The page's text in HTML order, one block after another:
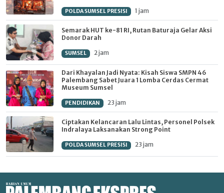
POLDA SUMSEL PRESISI 1 jam
Semarak HUT ke-81 RI, Rutan Baturaja Gelar Aksi
Donor Darah
SUMSEL 2 jam
Dari Khayalan Jadi Nyata: Kisah Siswa SMPN 46
Palembang Sabet Juara 1 Lomba Cerdas Cermat
Museum Sumsel
PENDIDIKAN 23 jam
Ciptakan Kelancaran Lalu Lintas, Personel Polsek
Indralaya Laksanakan Strong Point
POLDA SUMSEL PRESISI 23 jam